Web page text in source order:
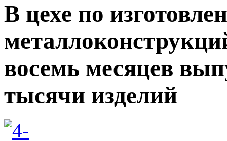
В цехе по
восемь месяцев
тысячи изделий